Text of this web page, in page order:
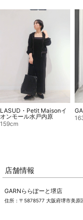
LASUD・Petit Maisonイ
オンモール水戸内原
159cm
店舗情報
GARNららぽーと堺店
住所：〒5878577 大阪府堺市美原